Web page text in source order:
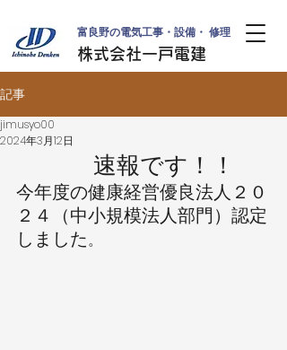
富良野の電気工事・設備・ 修理
株式会社一戸電建
記事
速報です！！
jimusyo00
2024年3月12日
今年度の健康経営優良法人２０
２４（中小規模法人部門）認定
しました。